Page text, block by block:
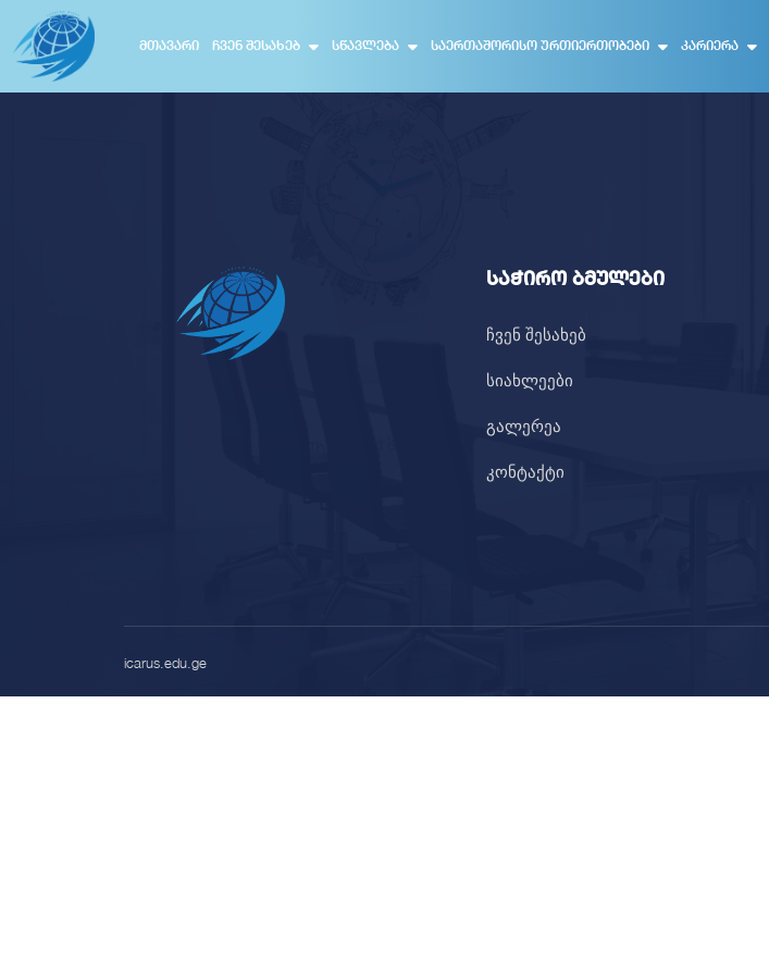
ᲛᲗᲐᲕᲐᲠᲘ ᲩᲕᲔᲜ ᲨᲔᲡᲐᲮᲔᲑ ᲡᲬᲐᲕᲚᲔᲑᲐ ᲡᲐᲔᲠᲗᲐᲨᲝᲠᲘᲡᲝ ᲣᲠᲗᲘᲔᲠᲗᲝᲑᲔᲑᲘ ᲙᲐᲠᲘᲔᲠᲐ
საჭირო ბმულები
ჩვენ შესახებ
სიახლეები
გალერეა
კონტაქტი
icarus.edu.ge